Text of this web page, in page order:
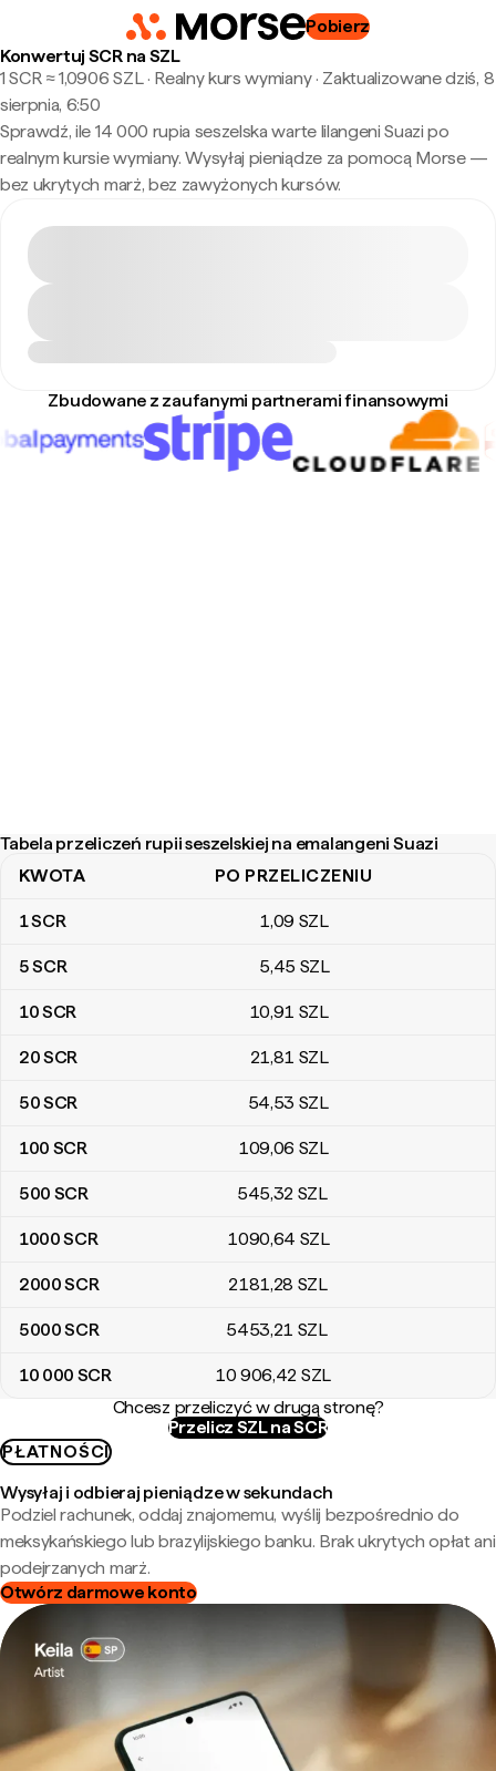
Pobierz
Konwertuj SCR na SZL
1 SCR ≈ 1,0906 SZL · Realny kurs wymiany· Zaktualizowane dziś, 8
sierpnia, 6:50
Sprawdź, ile 14 000 rupia seszelska warte lilangeni Suazi po
realnym kursie wymiany. Wysyłaj pieniądze za pomocą Morse —
bez ukrytych marż, bez zawyżonych kursów.
Zbudowane z zaufanymi partnerami finansowymi
Tabela przeliczeń rupii seszelskiej na emalangeni Suazi
Tabela przeliczeń rupii seszelskiej na emalangeni Suazi
KWOTA PO PRZELICZENIU
1SCR 1,09 SZL
5SCR 5,45 SZL
10SCR 10,91 SZL
20SCR 21,81 SZL
50SCR 54,53 SZL
100 SCR 109,06 SZL
500 SCR 545,32 SZL
1000SCR 1090,64 SZL
2000SCR 2181,28 SZL
5000SCR 5453,21 SZL
10 000 SCR 10 906,42 SZL
Chcesz przeliczyć w drugą stronę?
Przelicz SZL na SCR
PŁATNOŚCI
Wysyłaj i odbieraj pieniądze w sekundach
Podziel rachunek, oddaj znajomemu, wyślij bezpośrednio do
meksykańskiego lub brazylijskiego banku. Brak ukrytych opłat ani
podejrzanych marż.
Otwórz darmowe konto